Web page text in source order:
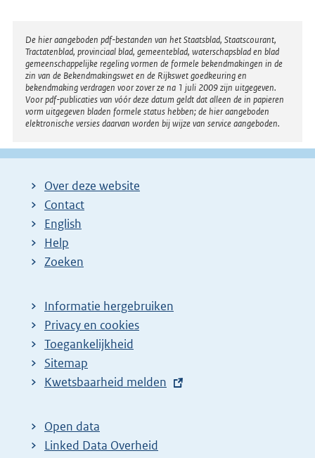
Disclaimer
De hier aangeboden pdf-bestanden van het Staatsblad, Staatscourant,
Tractatenblad, provinciaal blad, gemeenteblad, waterschapsblad en blad
gemeenschappelijke regeling vormen de formele bekendmakingen in de
zin van de Bekendmakingswet en de Rijkswet goedkeuring en
bekendmaking verdragen voor zover ze na 1 juli 2009 zijn uitgegeven.
Voor pdf-publicaties van vóór deze datum geldt dat alleen de in papieren
vorm uitgegeven bladen formele status hebben; de hier aangeboden
elektronische versies daarvan worden bij wijze van service aangeboden.
Over deze website
Contact
English
Help
Zoeken
Informatie hergebruiken
Privacy en cookies
Toegankelijkheid
Sitemap
E
t
e
Kwetsbaarheid melden
Open data
Linked Data Overheid